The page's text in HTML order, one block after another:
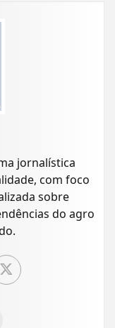
jornalística
com foco
sobre
do agro